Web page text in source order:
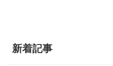
新着記事